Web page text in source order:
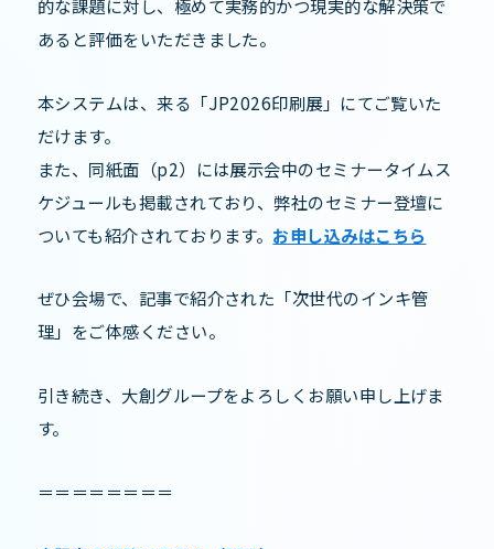
的な課題に対し、極めて実務的かつ現実的な解決策で
あると評価をいただきました。
本システムは、来る「JP2026印刷展」にてご覧いた
だけます。
また、同紙面（p2）には展示会中のセミナータイムス
ケジュールも掲載されており、弊社のセミナー登壇に
ついても紹介されております。 お申し込みはこちら
ぜひ会場で、記事で紹介された「次世代のインキ管
理」をご体感ください。
引き続き、大創グループをよろしくお願い申し上げま
す。
＝＝＝＝＝＝＝＝